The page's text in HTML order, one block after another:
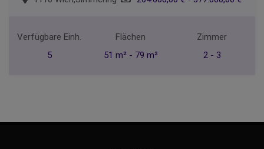
Verfügbare Einh.
5
Flächen
51 m² - 79 m²
Zimmer
2 - 3